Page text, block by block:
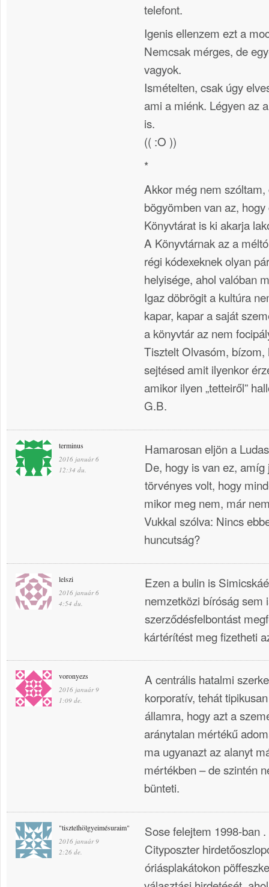
telefont.
Igenis ellenzem ezt a
Nemcsak mérges, de
vagyok.
Ismételten, csak úgy
ami a miénk. Légyen az
is.
(( :O ))
*
Akkor még nem szóltam,
bögyömben van az,
Könyvtárat is ki akarja
A Könyvtárnak az a
régi kódexeknek olyan
helyisége, ahol valóban
Igaz döbrögit a kultúra
kapar, kapar a saját
a könyvtár az nem
Tisztelt Olvasóm, bízom,
sejtésed amit ilyenkor
amikor ilyen „tetteiről”
G.B.
terminus
2016 január 6
12:34 du.
Hamarosan eljön a
De, hogy is van ez,
törvényes volt, hogy
mikor meg nem, már
Vukkal szólva: Nincs
huncutság?
lelszi
2016 január 6
4:54 du.
Ezen a bulin is
nemzetközi bíróság sem
szerződésfelbontást
kártérítést meg fizetheti
voronyezs
2016 január 9
1:09 de.
A centrális hatalmi
korporatív, tehát
államra, hogy azt a
aránytalan mértékű
ma ugyanazt az alanyt
mértékben – de szintén
bünteti.
"tisztelhölgyeimésuraim"
2016 január 9
2:26 de.
Sose felejtem 1998-ban
Cityposzter
óriásplakátokon